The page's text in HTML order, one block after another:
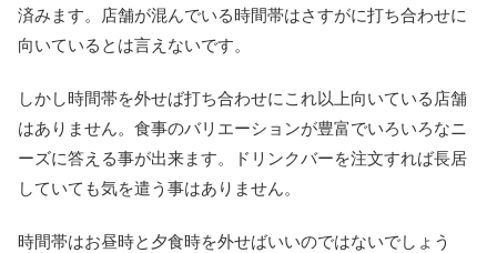
済みます。店舗が混んでいる時間帯はさすがに打ち合わせに
向いているとは言えないです。
しかし時間帯を外せば打ち合わせにこれ以上向いている店舗
はありません。食事のバリエーションが豊富でいろいろなニ
ーズに答える事が出来ます。ドリンクバーを注文すれば長居
していても気を遣う事はありません。
時間帯はお昼時と夕食時を外せばいいのではないでしょう